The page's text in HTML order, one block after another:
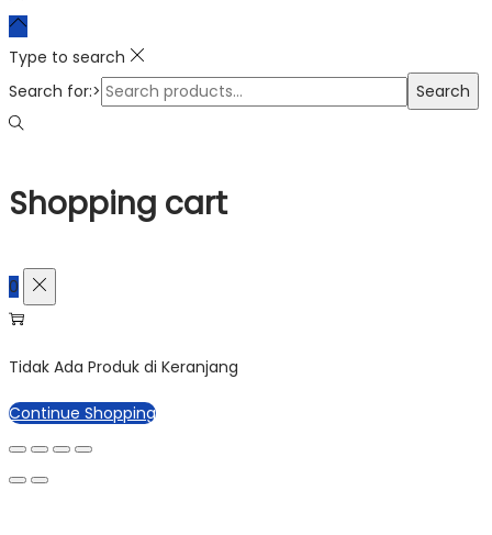
Type to search
Search for:>
Search
Shopping cart
0
Tidak Ada Produk di Keranjang
Continue Shopping